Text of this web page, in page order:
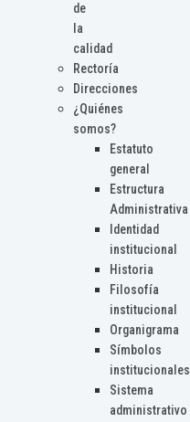
de
la
calidad
Rectoría
Direcciones
¿Quiénes
somos?
Estatuto
general
Estructura
Administrativa
Identidad
institucional
Historia
Filosofía
institucional
Organigrama
Símbolos
institucionales
Sistema
administrativo